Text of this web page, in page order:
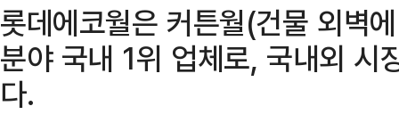
롯데에코월은 커튼월(건물 외벽
분야 국내 1위 업체로, 국내외 시
다.